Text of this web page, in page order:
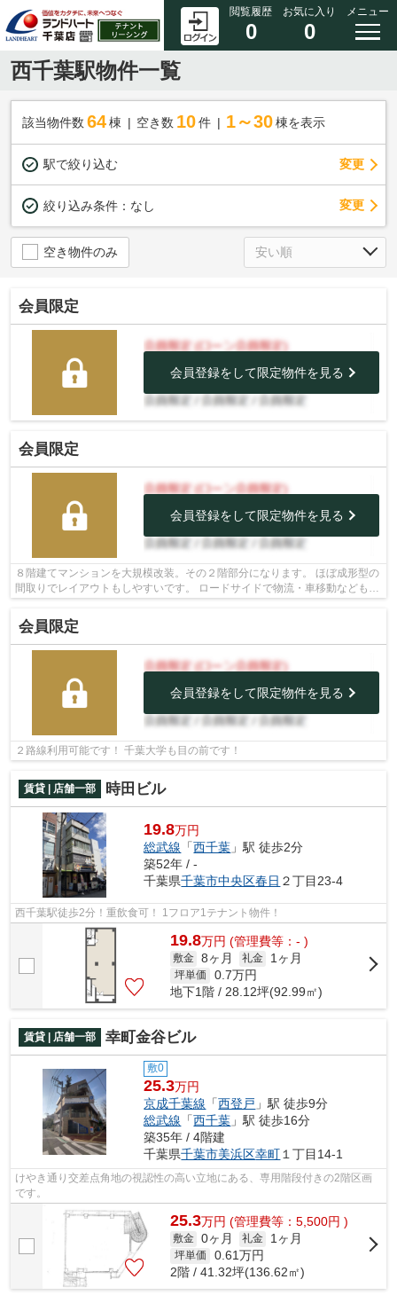
閲覧履歴
0
お気に入り
0
メニュー
西千葉駅物件一覧
該当物件数 64棟 空き数 10 件 1～30 棟を表示
駅で絞り込む 変更
絞り込み条件： なし 変更
空き物件のみ
会員限定
会員登録をして限定物件を見る
会員限定
会員登録をして限定物件を見る
８階建てマンションを大規模改装。その２階部分になります。 ほぼ成形型の
間取りでレイアウトもしやすいです。 ロードサイドで物流・車移動なども便
会員限定
会員登録をして限定物件を見る
２路線利用可能です！ 千葉大学も目の前です！
賃貸 | 店舗一部 時田ビル
19.8万円
総武線 「西千葉 」駅 徒歩2分
築52年 / -
千葉県千葉市中央区春日 ２丁目23-4
西千葉駅徒歩2分！重飲食可！ 1フロア1テナント物件！
19.8万円 (管理費等：- )
敷金 8ヶ月 礼金 1ヶ月
坪単価 0.7万円
地下1階 / 28.12坪(92.99㎡)
賃貸 | 店舗一部 幸町金谷ビル
敷0
25.3万円
京成千葉線 「西登戸 」駅 徒歩9分
総武線 「西千葉 」駅 徒歩16分
築35年 / 4階建
千葉県千葉市美浜区幸町 １丁目14-1
けやき通り交差点角地の視認性の高い立地にある、専用階段付きの2階区画
です。
25.3万円 (管理費等：5,500円 )
敷金 0ヶ月 礼金 1ヶ月
坪単価 0.61万円
2階 / 41.32坪(136.62㎡)